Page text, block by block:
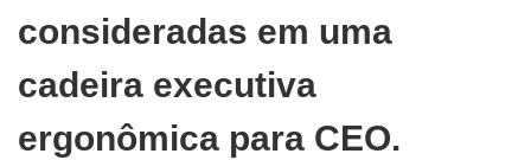
consideradas em uma
cadeira executiva
ergonômica para CEO.